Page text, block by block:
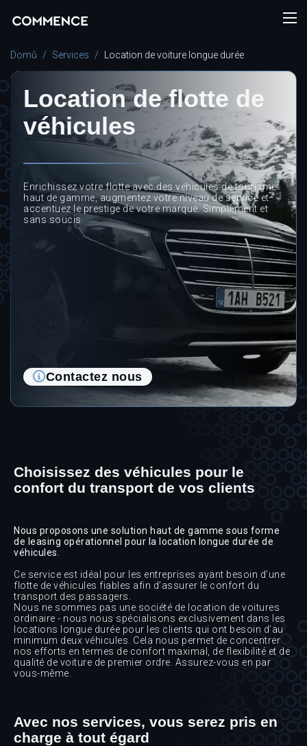
Domů Services Location de voiture longue durée
Location de flotte de
véhicules
Enrichissez votre flotte avec des véhicules de tourisme
haut de gamme, augmentez votre niveau de service et
accentuez le prestige de votre marque. Simplement et
sans soucis.
Contactez nous
Choisissez des véhicules pour le
confort du transport de vos clients
Nous proposons une solution haut de gamme sous forme
de leasing opérationnel pour la location longue durée de
véhicules.
Ce service est idéal pour les entreprises ayant besoin d’une
flotte de véhicules fiables afin d’assurer le confort du
transport des passagers.
Nous ne sommes pas une société de location de voitures
ordinaire - nous nous spécialisons exclusivement dans les
locations longue durée pour les clients qui ont besoin d’au
minimum deux véhicules. Cela nous permet de concentrer
nos efforts en termes de confort maximal, de flexibilité et de
qualité de voiture de premier ordre. Assurez-vous en par
vous-même.
Avec nos services, vous serez pris en
charge à tout égard